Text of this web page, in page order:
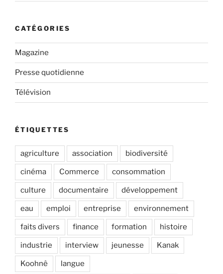
CATÉGORIES
Magazine
Presse quotidienne
Télévision
ÉTIQUETTES
agriculture association biodiversité
cinéma Commerce consommation
culture documentaire développement
eau emploi entreprise environnement
faits divers finance formation histoire
industrie interview jeunesse Kanak
Koohnê langue